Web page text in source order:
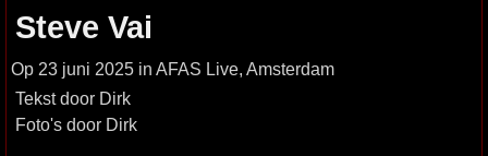
Steve Vai
Op 23 juni 2025 in AFAS Live, Amsterdam
Tekst door Dirk
Foto's door Dirk